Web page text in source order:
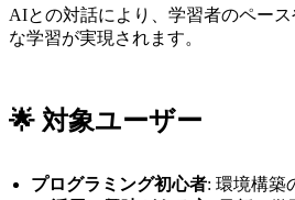
AIとの対話により、学習者のペー
な学習が実現されます。
🌟 対象ユーザー
プログラミング初心者: 環境構築